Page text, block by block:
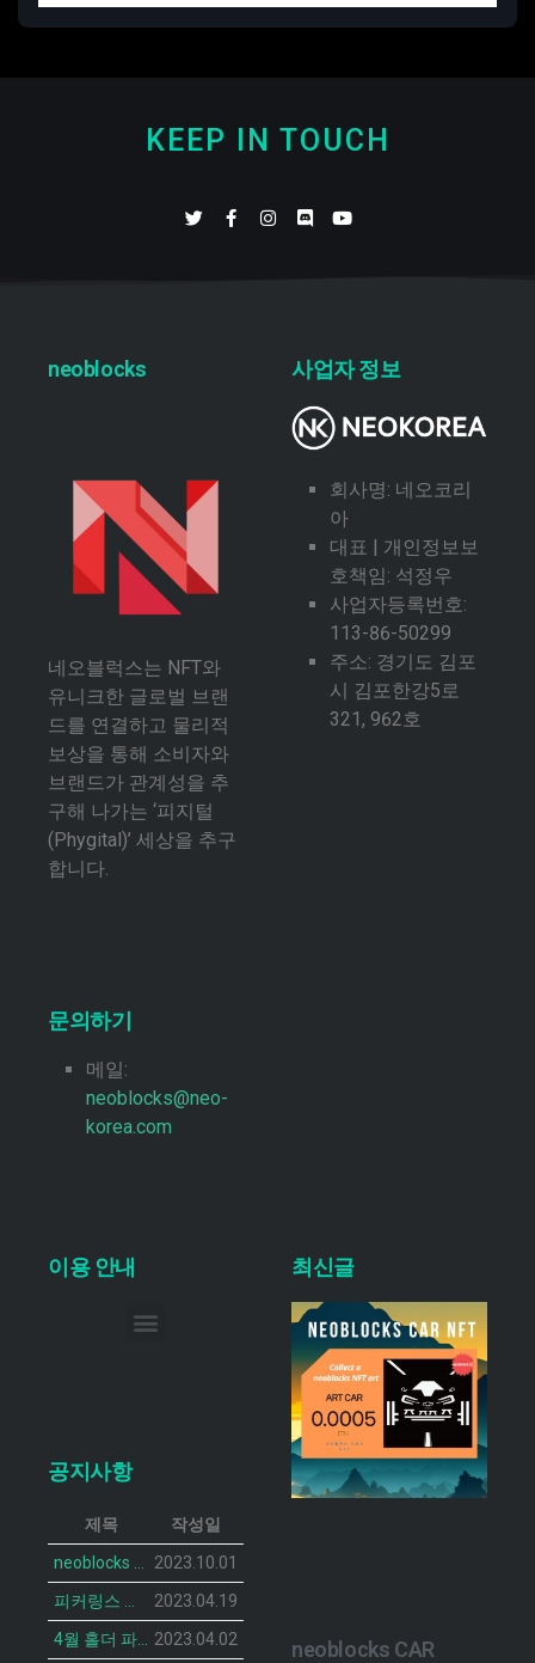
KEEP IN TOUCH
neoblocks
네오블럭스는 NFT와
유니크한 글로벌 브랜
드를 연결하고 물리적
보상을 통해 소비자와
브랜드가 관계성을 추
구해 나가는 ‘피지털
(Phygital)’ 세상을 추구
합니다.
문의하기
메일:
neoblocks@neo-
korea.com
사업자 정보
회사명: 네오코리
아
대표 | 개인정보보
호책임: 석정우
사업자등록번호:
113-86-50299
주소: 경기도 김포
시 김포한강5로
321, 962호
이용 안내
공지사항
제목
작성일
2023.10.01
2023.04.19
2023.04.02
최신글
neoblocks CAR